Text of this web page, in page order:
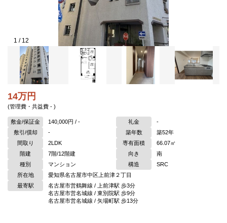
1 / 12
14万円
(管理費・共益費 - )
敷金/保証金 140,000円 / - 礼金
-
敷引/償却
- 築年数
築52年
間取り
2LDK 専有面積
66.07㎡
階建
7階/12階建 向き
南
種別
マンション 構造
SRC
所在地
愛知県名古屋市中区上前津２丁目
最寄駅
名古屋市営鶴舞線 / 上前津駅 歩3分
名古屋市営名城線 / 東別院駅 歩9分
名古屋市営名城線 / 矢場町駅 歩13分